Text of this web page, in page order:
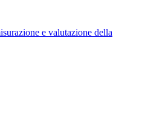
e valutazione della